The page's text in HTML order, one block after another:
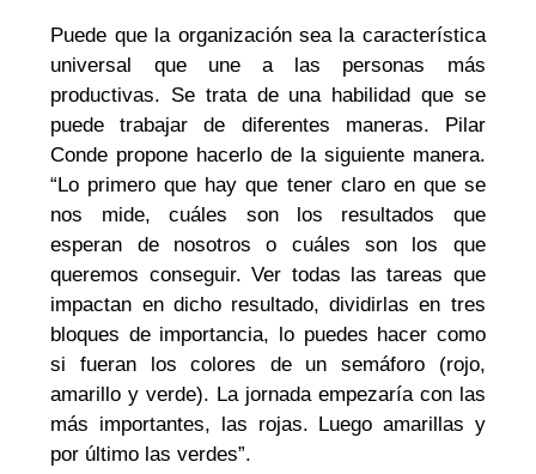
Puede que la organización sea la característica
universal que une a las personas más
productivas. Se trata de una habilidad que se
puede trabajar de diferentes maneras. Pilar
Conde propone hacerlo de la siguiente manera.
“Lo primero que hay que tener claro en que se
nos mide, cuáles son los resultados que
esperan de nosotros o cuáles son los que
queremos conseguir. Ver todas las tareas que
impactan en dicho resultado, dividirlas en tres
bloques de importancia, lo puedes hacer como
si fueran los colores de un semáforo (rojo,
amarillo y verde). La jornada empezaría con las
más importantes, las rojas. Luego amarillas y
por último las verdes”.